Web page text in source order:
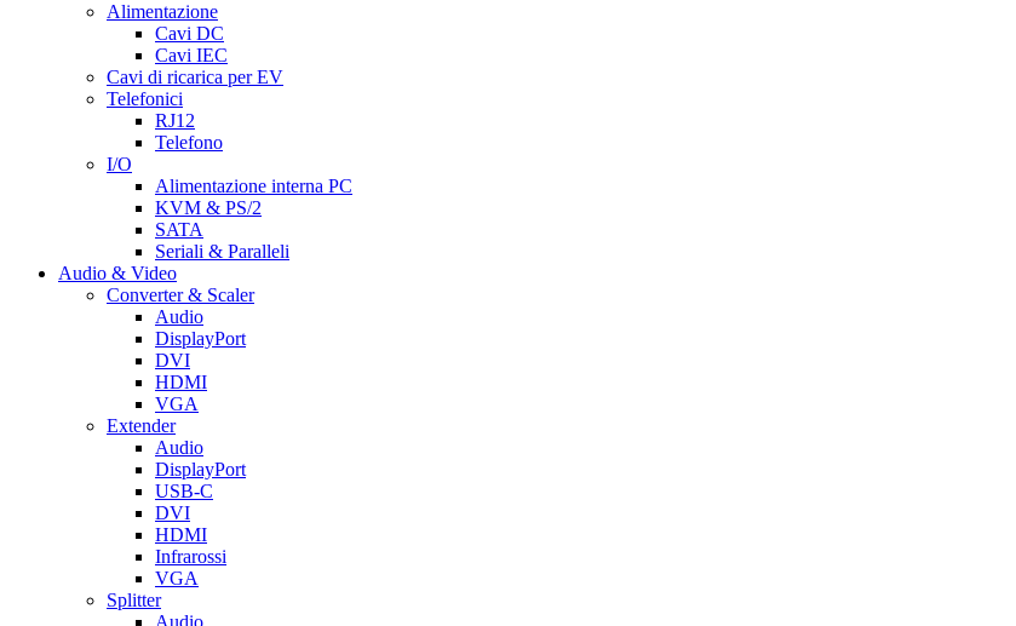
Alimentazione
Cavi DC
Cavi IEC
Cavi di ricarica per EV
Telefonici
RJ12
Telefono
I/O
Alimentazione interna PC
KVM & PS/2
SATA
Seriali & Paralleli
Audio & Video
Converter & Scaler
Audio
DisplayPort
DVI
HDMI
VGA
Extender
Audio
DisplayPort
USB-C
DVI
HDMI
Infrarossi
VGA
Splitter
Audio